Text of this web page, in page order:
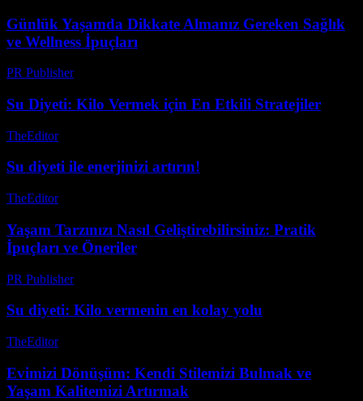
Günlük Yaşamda Dikkate Almanız Gereken Sağlık
ve Wellness İpuçları
PR Publisher-
Su Diyeti: Kilo Vermek için En Etkili Stratejiler
TheEditor-
Su diyeti ile enerjinizi artırın!
TheEditor-
Yaşam Tarzınızı Nasıl Geliştirebilirsiniz: Pratik
İpuçları ve Öneriler
PR Publisher-
Su diyeti: Kilo vermenin en kolay yolu
TheEditor-
Evimizi Dönüşüm: Kendi Stilemizi Bulmak ve
Yaşam Kalitemizi Artırmak